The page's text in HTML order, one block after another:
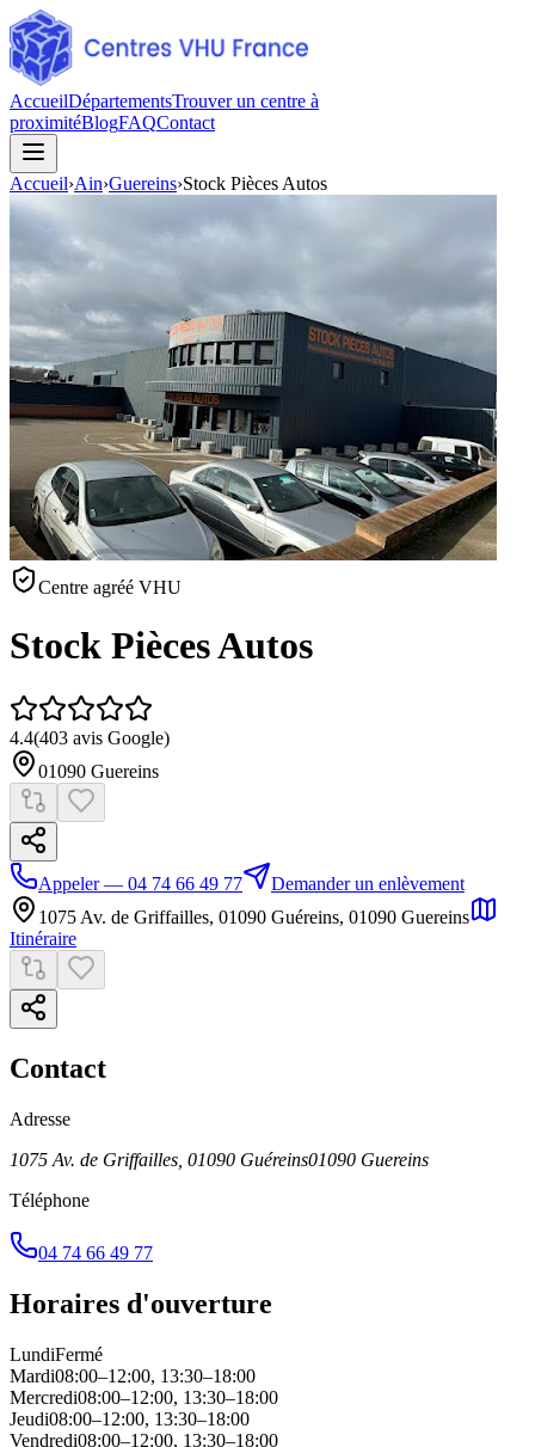
AccueilDépartementsTrouver un centre à
proximitéBlogFAQContact
Accueil›Ain›Guereins›Stock Pièces Autos
Centre agréé VHU
Stock Pièces Autos
4.4(403 avis Google)
01090 Guereins
Appeler — 04 74 66 49 77
Demander un enlèvement
1075 Av. de Griffailles, 01090 Guéreins, 01090 Guereins
Itinéraire
Contact
Adresse
1075 Av. de Griffailles, 01090 Guéreins01090 Guereins
Téléphone
04 74 66 49 77
Horaires d'ouverture
LundiFermé
Mardi08:00–12:00, 13:30–18:00
Mercredi08:00–12:00, 13:30–18:00
Jeudi08:00–12:00, 13:30–18:00
Vendredi08:00–12:00, 13:30–18:00